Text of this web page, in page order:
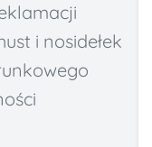
i nosidełek